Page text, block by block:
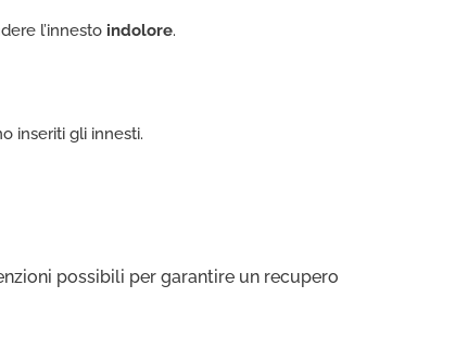
l’innesto indolore.
inseriti gli innesti.
possibili per garantire un recupero